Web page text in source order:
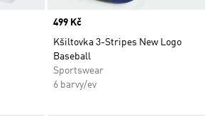
Price
499 Kč
Kšiltovka 3-Stripes New Logo
Baseball
Sportswear
6 barvy/ev